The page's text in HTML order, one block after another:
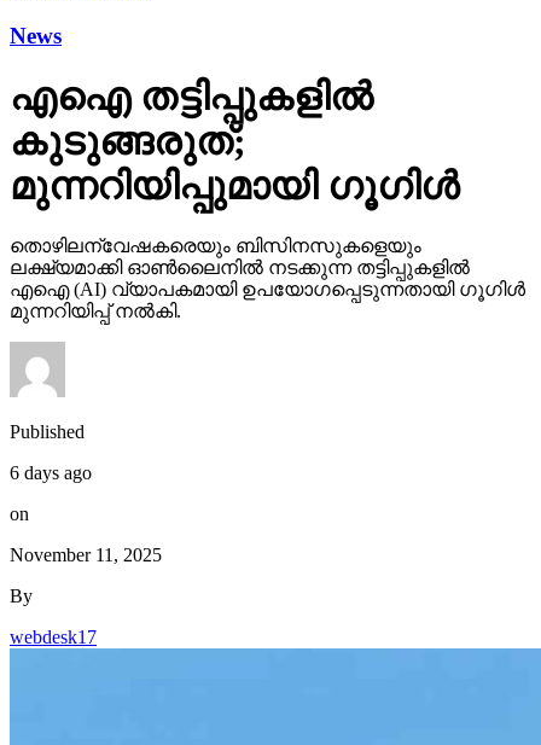
News
എഐ തട്ടിപ്പുകളില്‍
കുടുങ്ങരുത്;
മുന്നറിയിപ്പുമായി ഗൂഗിള്‍
തൊഴിലന്വേഷകരെയും ബിസിനസുകളെയും
ലക്ഷ്യമാക്കി ഓണ്‍ലൈനില്‍ നടക്കുന്ന തട്ടിപ്പുകളില്‍
എഐ (AI) വ്യാപകമായി ഉപയോഗപ്പെടുന്നതായി ഗൂഗിള്‍
മുന്നറിയിപ്പ് നല്‍കി.
Published
6 days ago
on
November 11, 2025
By
webdesk17